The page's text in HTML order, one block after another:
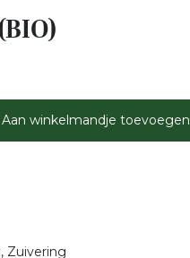
Aan winkelmandje toevoegen
Zuivering